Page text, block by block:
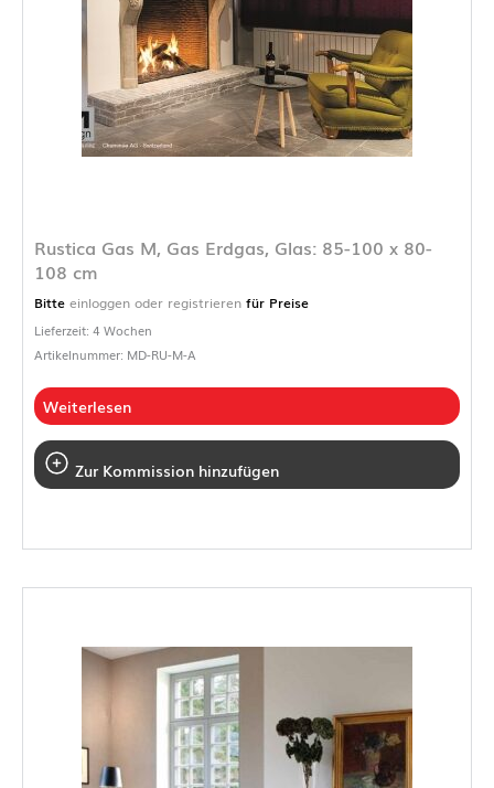
Rustica Gas M, Gas Erdgas, Glas: 85-100 x 80-
108 cm
Bitte einloggen oder registrieren für Preise
Lieferzeit: 4 Wochen
Artikelnummer: MD-RU-M-A
Weiterlesen
Zur Kommission hinzufügen